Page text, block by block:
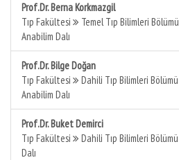
Prof.Dr. Berna Korkmazgil
Tıp Fakültesi
Temel Tıp Bilimleri Bölümü
Anabilim Dalı
Prof.Dr. Bilge Doğan
Tıp Fakültesi
Dahili Tıp Bilimleri Bölümü
Anabilim Dalı
Prof.Dr. Buket Demirci
Tıp Fakültesi
Dahili Tıp Bilimleri Bölümü
Dalı